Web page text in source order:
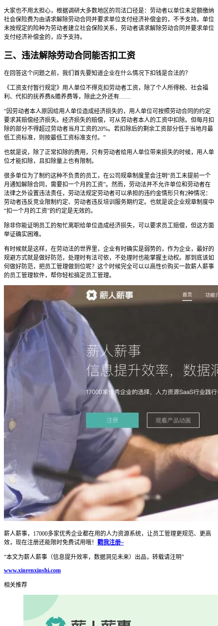
大家也不用太担心，根据调研大多数地区的司法口径是：劳动者以单位未足额缴纳
社会保险费为由请求解除劳动合同并要求单位支付经济补偿金的，不予支持。单位
未按规定的险种为劳动者建立社会保险关系，劳动者请求解除劳动合同并要求单位
支付经济补偿金的，应予支持。
三、违法解除劳动合同能否扣工资
在回答这个问题之前，我们首先要知道企业在什么情况下扣钱是合法的？
《工资支付暂行规定》用人单位不得克扣劳动者工资，除了个人所得税、社会福
利、代扣的抚养费&赡养费等，除此之外还有……
“因劳动者本人原因给用人单位造成经济损失的，用人单位可按照劳动合同的约定
要求其赔偿经济损失。经济损失的赔偿，可从劳动者本人的工资中扣除。但每月扣
除的部分不得超过劳动者当月工资的20%。若扣除后的剩余工资部分低于当地月最
低工资标准，则按最低工资标准支付。”
也就是说，除了正常扣除的费用，只有劳动者给用人单位带来损失的时候，用人单
位才能扣除，且扣除量上也有限制。
很多单位为了制约这种不负责的员工，在公司规章制度里会注明“员工未提前一个
月通知解除合同，需要扣一个月的工资”。然而，劳动法并不允许单位和劳动者在
法律之外设置违法责任，劳动法规定劳动者可以承担的违约金情形只有2种情况：
劳动者违反竞业限制约定、劳动者违反培训服务期约定。也就是说企业规章制度中
“扣一个月的工资”的约定是无效的。
除非你能证明员工的匆忙离职给单位造成经济损失，可以要求员工赔偿，但这方面
举证确实困难。
有时候就是这样，在劳动法的世界里，企业有时确实是弱势的，作为企业，最好的
规避方式就是做好防范，处理时有法可依，不处理时也能掌握主动权。那到底该如
何做好防范，把员工管理做到位呢？这个时候完全可以以高性价购买一款薪人薪事
的员工管理软件，帮你轻松搞定员工管理。
薪人薪事，17000多家优秀企业都在用的人力资源系统，让员工管理更规范、更高
效，现在注册还能限时免费试用哦！ 戳我注册~
“本文为薪人薪事（信息提升效率，数据洞见未来）出品，转载请注明”
www.xinrenxinshi.com
相关推荐